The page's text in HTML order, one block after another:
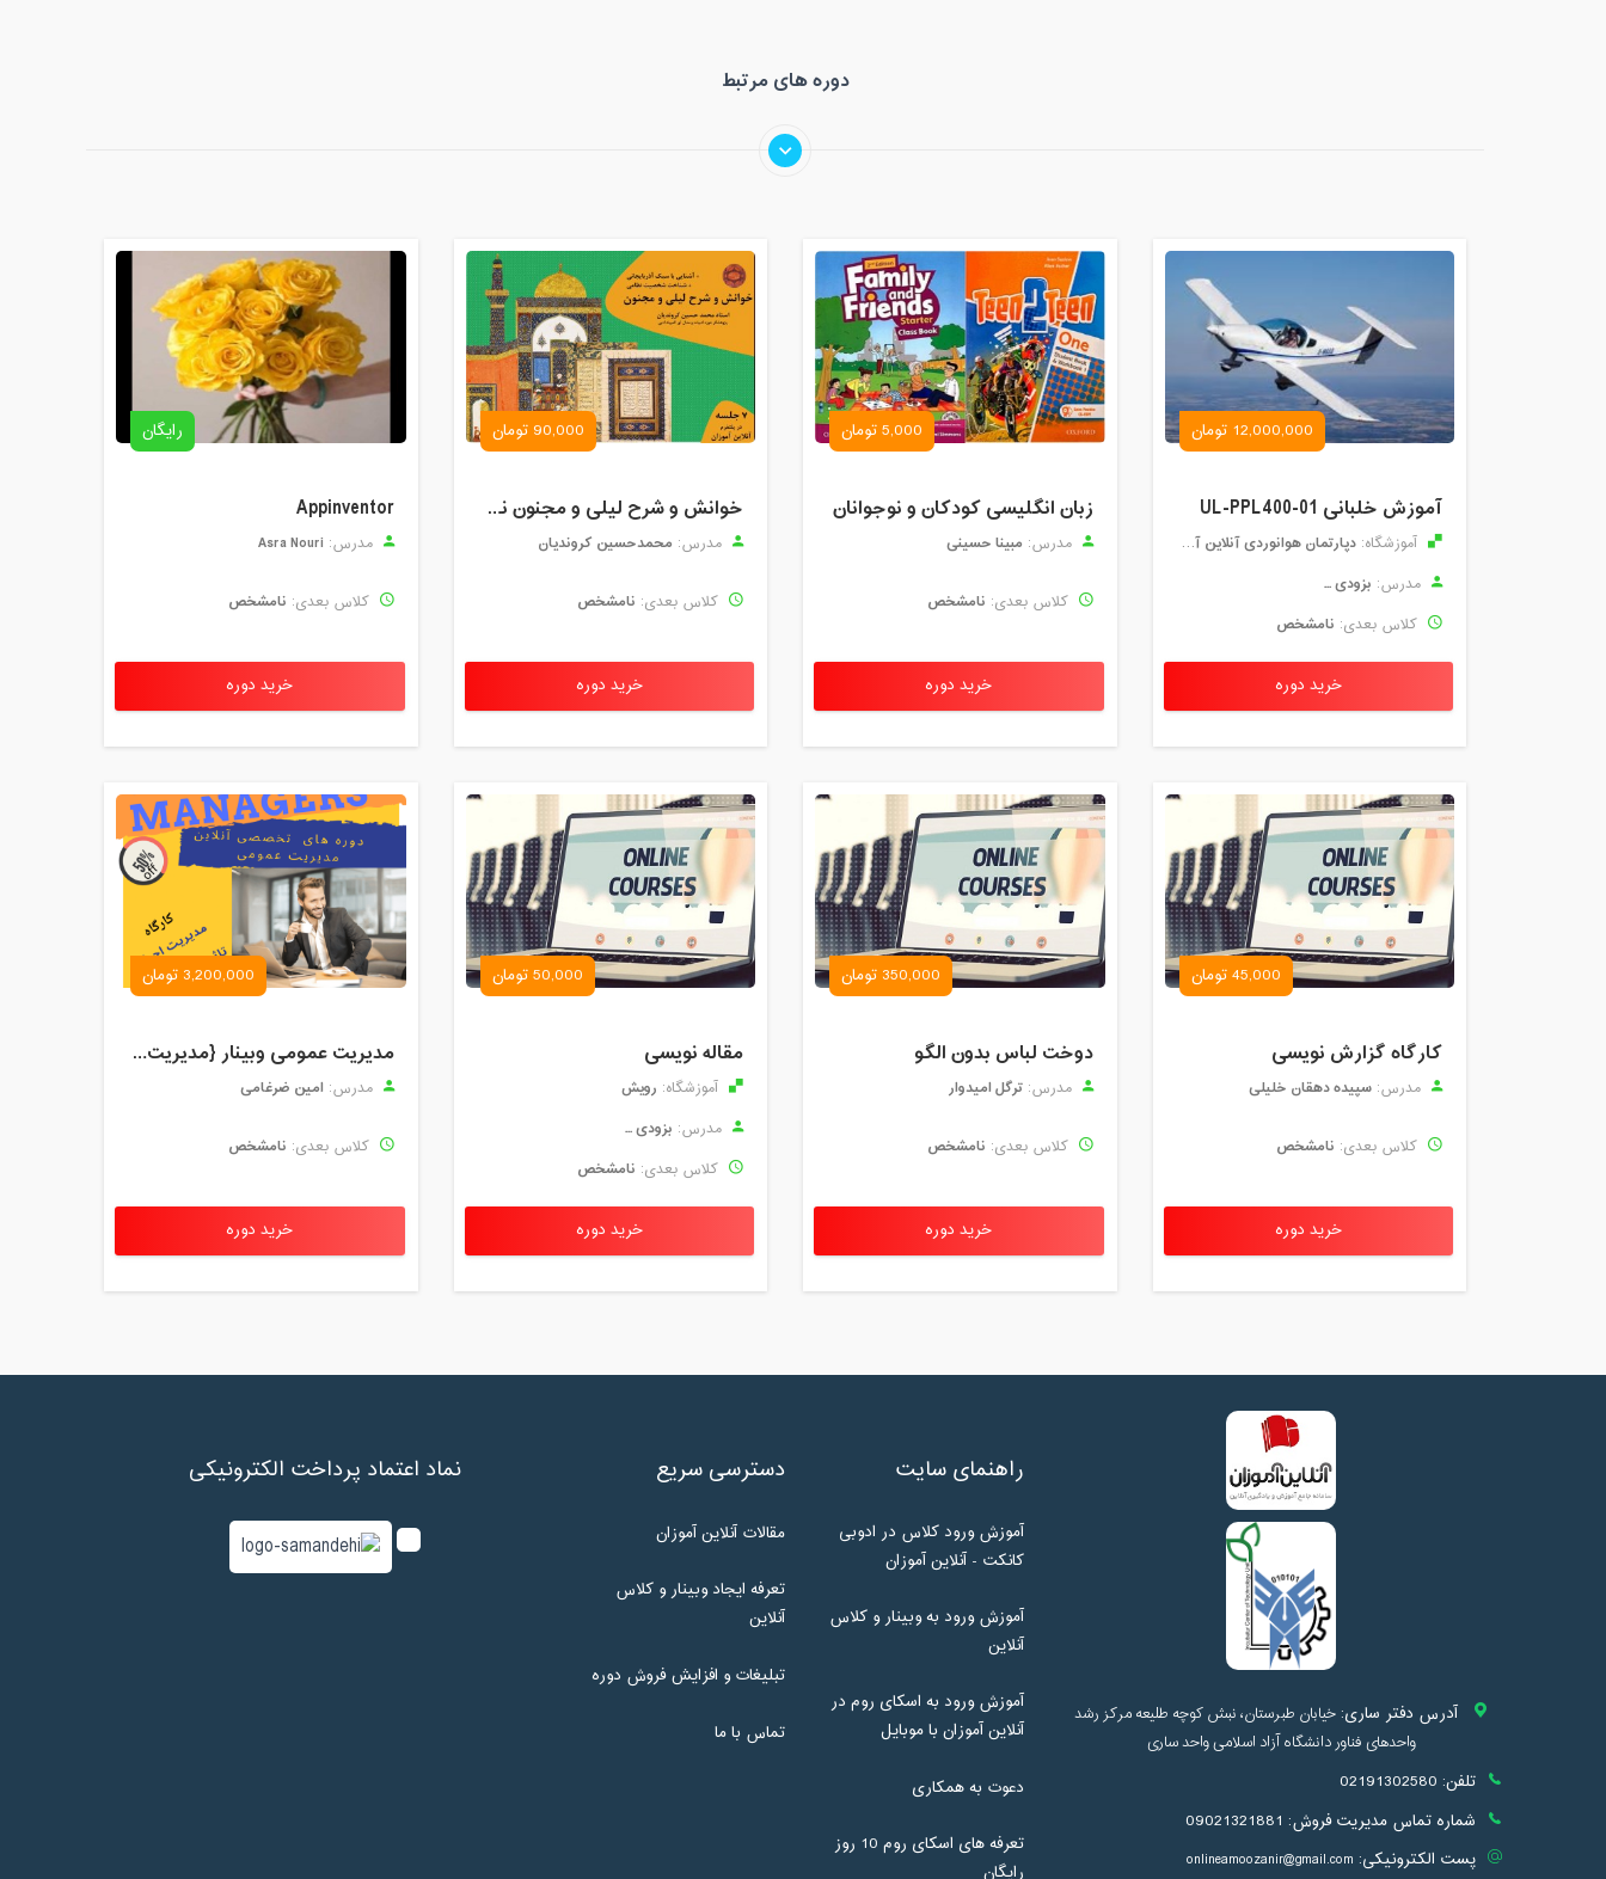
دوره های مرتبط
12,000,000 تومان
آموزش خلبانی UL-PPL400-01
آموزشگاه: دپارتمان هوانوردی آنلاین آموزان
مدرس: بزودی ...
کلاس بعدی: نامشخص
خرید دوره
5,000 تومان
زبان انگلیسی کودکان و نوجوانان
مدرس: مبینا حسینی
کلاس بعدی: نامشخص
خرید دوره
90,000 تومان
خوانش و شرح لیلی و مجنون نظامی
مدرس: محمدحسین کروندیان
کلاس بعدی: نامشخص
خرید دوره
رایگان
Appinventor
مدرس: Asra Nouri
کلاس بعدی: نامشخص
خرید دوره
45,000 تومان
کارگاه گزارش نویسی
مدرس: سپیده دهقان خلیلی
کلاس بعدی: نامشخص
خرید دوره
350,000 تومان
دوخت لباس بدون الگو
مدرس: ترگل امیدوار
کلاس بعدی: نامشخص
خرید دوره
50,000 تومان
مقاله نویسی
آموزشگاه: رویش
مدرس: بزودی ...
کلاس بعدی: نامشخص
خرید دوره
3,200,000 تومان
مدیریت عمومی وبینار {مدیریت اجرایی و تاثیرات تکنولوژی}
مدرس: امین ضرغامی
کلاس بعدی: نامشخص
خرید دوره
آدرس دفتر ساری: خیابان طبرستان، نبش کوچه طلیعه مرکز رشد
واحدهای فناور دانشگاه آزاد اسلامی واحد ساری
تلفن: 02191302580
شماره تماس مدیریت فروش: 09021321881
پست الکترونیکی: onlineamoozanir@gmail.com
راهنمای سایت
آموزش ورود کلاس در ادوبی
کانکت - آنلاین آموزان
آموزش ورود به وبینار و کلاس
آنلاین
آموزش ورود به اسکای روم در
آنلاین آموزان با موبایل
دعوت به همکاری
تعرفه های اسکای روم 10 روز
رایگان
دسترسی سریع
مقالات آنلاین آموزان
تعرفه ایجاد وبینار و کلاس
آنلاین
تبلیغات و افزایش فروش دوره
تماس با ما
نماد اعتماد پرداخت الکترونیکی